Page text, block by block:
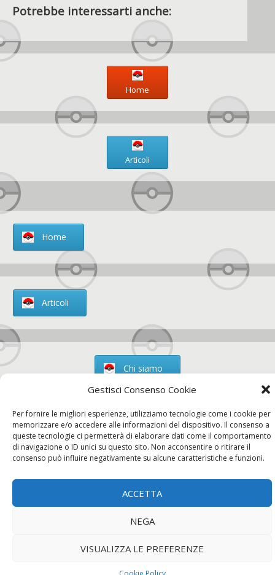
Gestisci Consenso Cookie
Per fornire le migliori esperienze, utilizziamo tecnologie come i cookie per
memorizzare e/o accedere alle informazioni del dispositivo. Il consenso a
queste tecnologie ci permetterà di elaborare dati come il comportamento
di navigazione o ID unici su questo sito. Non acconsentire o ritirare il
consenso può influire negativamente su alcune caratteristiche e funzioni.
ACCETTA
NEGA
VISUALIZZA LE PREFERENZE
Potrebbe interessarti anche:
Home
Articoli
Home
Articoli
Chi siamo
Contatti